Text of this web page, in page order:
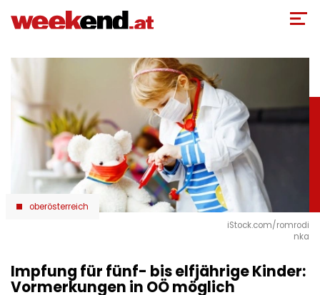
zum
oberösterreich
iStock.com/romrodi
nka
Impfung für fünf- bis elfjährige Kinder:
Vormerkungen in OÖ möglich